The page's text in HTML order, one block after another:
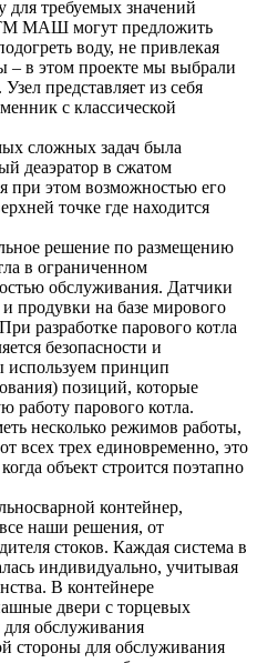
для требуемых значений
МАШ могут предложить
воду, не привлекая
– в этом проекте мы выбрали
представляет из себя
с классической
сложных задач была
деаэратор в сжатом
при этом возможностью его
точке где находится
решение по размещению
в ограниченном
обслуживания. Датчики
продувки на базе мирового
разработке парового котла
безопасности и
используем принцип
позиций, которые
работу парового котла.
несколько режимов работы,
всех трех единовременно, это
объект строится поэтапно
контейнер,
наши решения, от
стоков. Каждая система в
индивидуально, учитывая
В контейнере
двери с торцевых
обслуживания
стороны для обслуживания